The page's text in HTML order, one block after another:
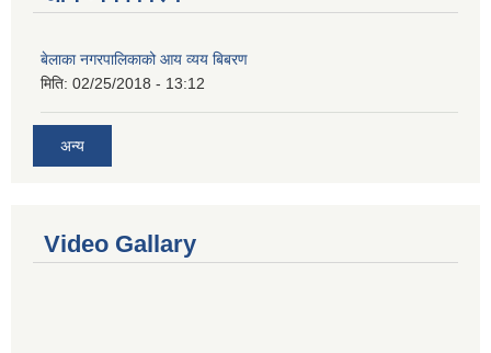
बेलाका नगरपालिकाको आय व्यय बिबरण
मिति: 02/25/2018 - 13:12
अन्य
Video Gallary